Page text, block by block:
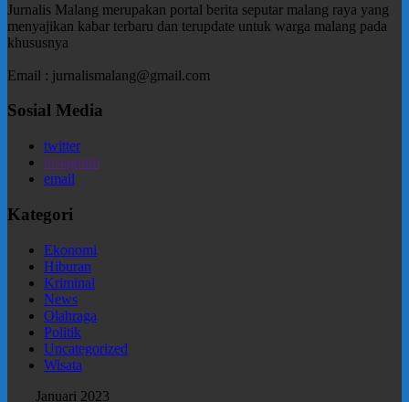
Jurnalis Malang merupakan portal berita seputar malang raya yang
menyajikan kabar terbaru dan terupdate untuk warga malang pada
khususnya
Email : jurnalismalang@gmail.com
Sosial Media
twitter
instagram
email
Kategori
Ekonomi
Hiburan
Kriminal
News
Olahraga
Politik
Uncategorized
Wisata
Januari 2023